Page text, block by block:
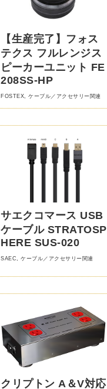
【生産完了】フォス
テクス フルレンジス
ピーカーユニット FE
208SS-HP
FOSTEX, ケーブル／アクセサリー関連
サエクコマース USB
ケーブル STRATOSP
HERE SUS-020
SAEC, ケーブル／アクセサリー関連
クリプトン A＆V対応